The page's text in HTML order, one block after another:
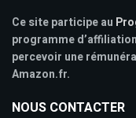
Ce site participe au
programme
percevoir une
Amazon.fr.
NOUS CONTACTER